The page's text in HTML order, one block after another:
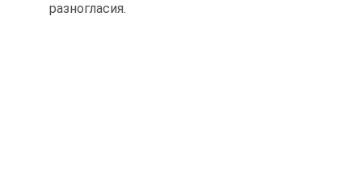
разногласия.